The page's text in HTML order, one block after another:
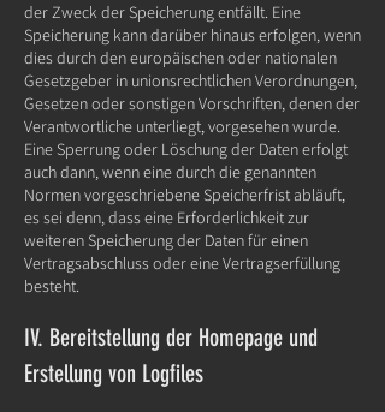
der Zweck der Speicherung entfällt. Eine
Speicherung kann darüber hinaus erfolgen, wenn
dies durch den europäischen oder nationalen
Gesetzgeber in unionsrechtlichen Verordnungen,
Gesetzen oder sonstigen Vorschriften, denen der
Verantwortliche unterliegt, vorgesehen wurde.
Eine Sperrung oder Löschung der Daten erfolgt
auch dann, wenn eine durch die genannten
Normen vorgeschriebene Speicherfrist abläuft,
es sei denn, dass eine Erforderlichkeit zur
weiteren Speicherung der Daten für einen
Vertragsabschluss oder eine Vertragserfüllung
besteht.
IV. Bereitstellung der Homepage und
Erstellung von Logfiles